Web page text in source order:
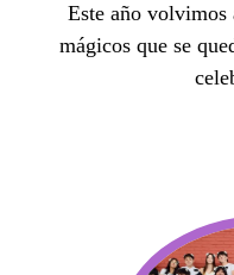
Este año volvimos
mágicos que se